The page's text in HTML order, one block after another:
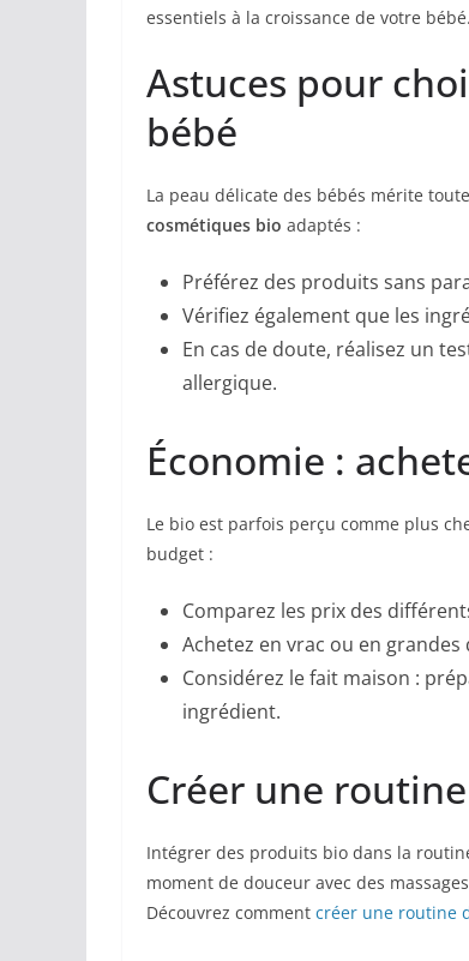
essentiels à la croissance de votre bébé.
Astuces pour
bébé
La peau délicate des bébés mérite
cosmétiques bio adaptés :
Préférez des produits sans
Vérifiez également que les
En cas de doute, réalisez un
allergique.
Économie :
Le bio est parfois perçu comme plus
budget :
Comparez les prix des
Achetez en vrac ou en
Considérez le fait maison :
ingrédient.
Créer une
Intégrer des produits bio dans la
moment de douceur avec des
Découvrez comment créer une routine